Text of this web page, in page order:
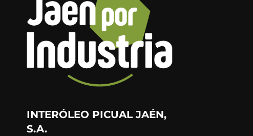
INTERÓLEO PICUAL JAÉN,
S.A.